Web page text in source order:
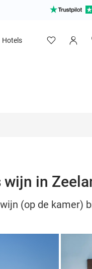
Hotels
in
(op de kamer)